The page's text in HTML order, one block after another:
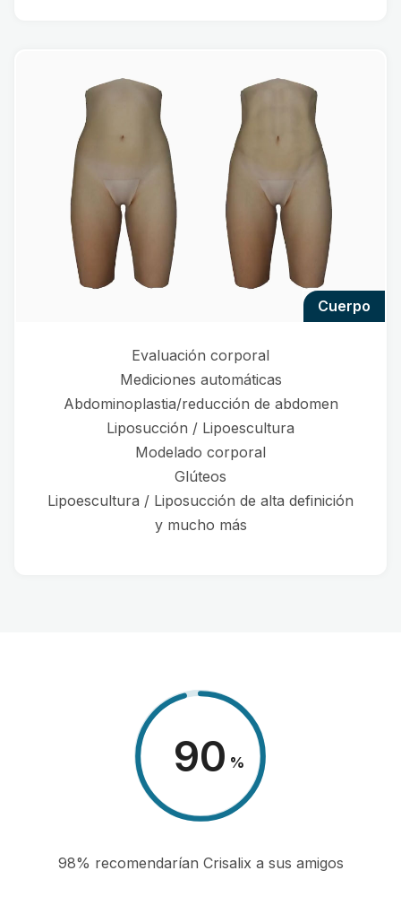
cuerpo
Evaluación corporal
Mediciones automáticas
Abdominoplastia/reducción de abdomen
Liposucción / Lipoescultura
Modelado corporal
Glúteos
Lipoescultura / Liposucción de alta definición
y mucho más
98 %
98% recomendarían Crisalix a sus amigos